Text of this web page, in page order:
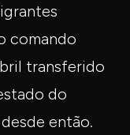
comando
transferido
do
então.